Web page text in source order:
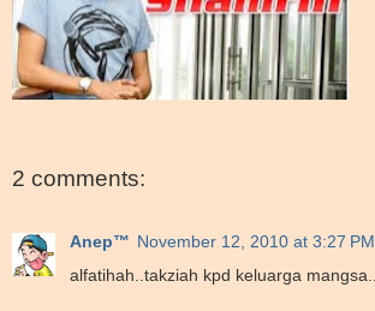
2 comments:
Anep™ November 12, 2010 at 3:27 PM
alfatihah..takziah kpd keluarga mangsa...